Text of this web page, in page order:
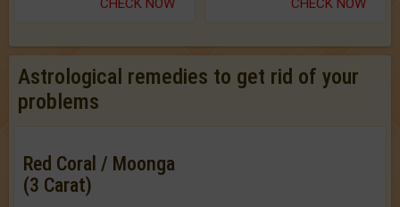
CHECK NOW CHECK NOW
Astrological remedies to get rid of your
problems
Red Coral / Moonga
(3 Carat)